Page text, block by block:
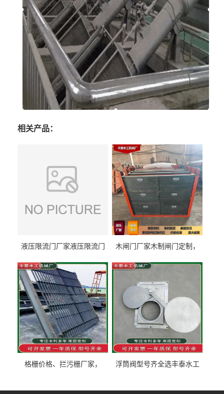
相关产品：
液压限流门厂家液压限流门
泰制造
木闸门厂家木制闸门定制，
型号齐全
格栅价格、拦污栅厂家，
浮筒阀型号齐全选丰泰水工
道水库电站污水处理钢制闸